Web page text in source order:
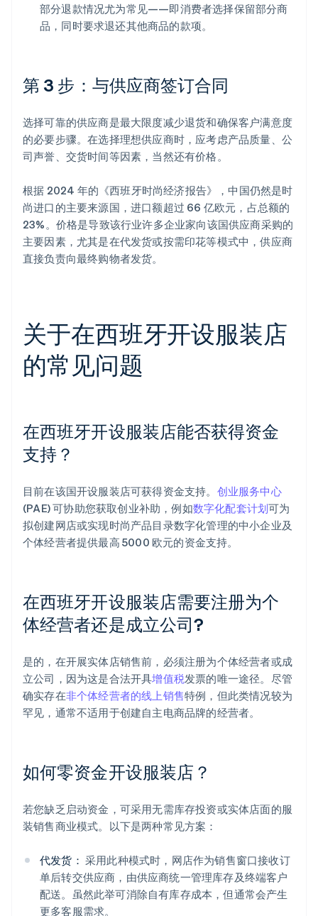
部分退款情况尤为常见——即消费者选择保留部分商
品，同时要求退还其他商品的款项。
第 3 步：与供应商签订合同
选择可靠的供应商是最大限度减少退货和确保客户满意度
的必要步骤。在选择理想供应商时，应考虑产品质量、公
司声誉、交货时间等因素，当然还有价格。
根据 2024 年的《西班牙时尚经济报告》，中国仍然是时
尚进口的主要来源国，进口额超过 66 亿欧元，占总额的
23%。价格是导致该行业许多企业家向该国供应商采购的
主要因素，尤其是在代发货或按需印花等模式中，供应商
直接负责向最终购物者发货。
关于在西班牙开设服装店
的常见问题
在西班牙开设服装店能否获得资金
支持？
目前在该国开设服装店可获得资金支持。 创业服务中心
(PAE) 可协助您获取创业补助，例如数字化配套计划可为
拟创建网店或实现时尚产品目录数字化管理的中小企业及
个体经营者提供最高 5000 欧元的资金支持。
在西班牙开设服装店需要注册为个
体经营者还是成立公司?
是的，在开展实体店销售前，必须注册为个体经营者或成
立公司，因为这是合法开具增值税发票的唯一途径。尽管
确实存在非个体经营者的线上销售特例，但此类情况较为
罕见，通常不适用于创建自主电商品牌的经营者。
如何零资金开设服装店？
若您缺乏启动资金，可采用无需库存投资或实体店面的服
装销售商业模式。以下是两种常见方案：
代发货： 采用此种模式时，网店作为销售窗口接收订
单后转交供应商，由供应商统一管理库存及终端客户
配送。虽然此举可消除自有库存成本，但通常会产生
更多客服需求。
English
爱尔兰
English
爱沙尼亚